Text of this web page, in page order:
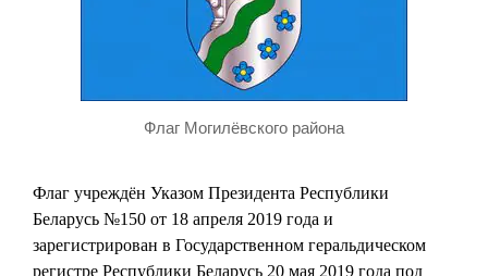
Флаг Могилёвского района
Флаг учреждён Указом Президента Республики
Беларусь №150 от 18 апреля 2019 года и
зарегистрирован в Государственном геральдическом
регистре Республики Беларусь 20 мая 2019 года под